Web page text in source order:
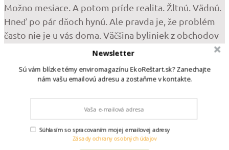
Newsletter
Sú vám blízke témy enviromagazínu EkoReštart.sk? Zanechajte
nám vašu emailovú adresu a zostaňme v kontakte.
Súhlasím so spracovaním mojej emailovej adresy
Zásady ochrany osobných údajov